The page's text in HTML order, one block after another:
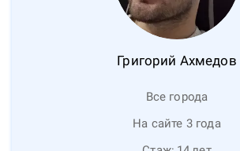
Григорий Ахмедов
Все города
На сайте 3 года